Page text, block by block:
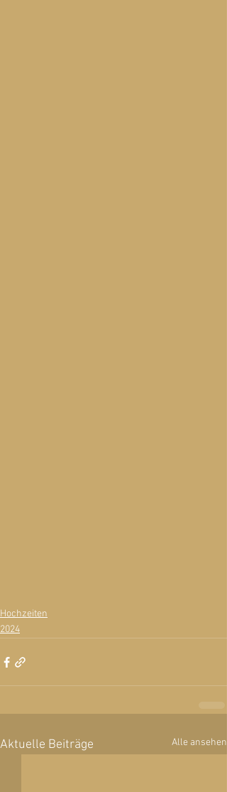
Hochzeiten
2024
Aktuelle Beiträge Alle ansehen